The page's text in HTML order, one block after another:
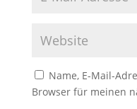
Name, E-Mail-
Browser für meinen